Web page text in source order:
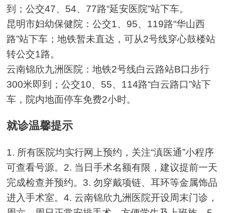
到；公交47、54、77路“延安医院”站下车。
昆明市妇幼保健院：公交1、95、119路“华山西
路”站下车；地铁暂未直达，可从2号线穿心鼓楼站
转公交1路。
云南锦欣九洲医院：地铁2号线白云路站B口步行
300米即到；公交10、55、114路“白云路口”站下
车，院内地面停车免费2小时。
就诊温馨提示
1. 所有医院均实行网上预约，关注“滇医通”小程序
可查看号源。2. 当日手术名额有限，建议提前一天
完成检查并预约。3. 勿穿戴项链、耳环等金属饰品
进入手术室。4. 云南锦欣九洲医院开设周末门诊，